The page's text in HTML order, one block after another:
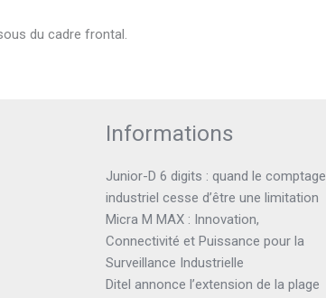
du cadre frontal.
Informations
Junior-D 6 digits : quand le comptage
industriel cesse d’être une limitation
Micra M MAX : Innovation,
Connectivité et Puissance pour la
Surveillance Industrielle
Ditel annonce l’extension de la plage